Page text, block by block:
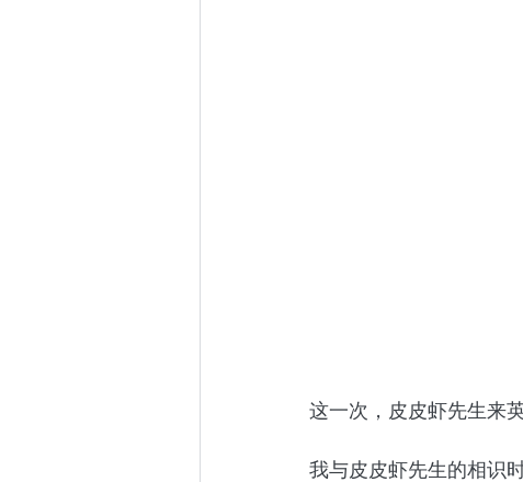
这一次，皮皮虾先生来
我与皮皮虾先生的相识